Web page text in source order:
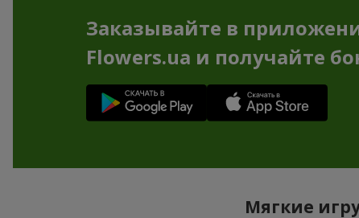
Заказывайте в
Flowers.ua и получайте
Мягкие